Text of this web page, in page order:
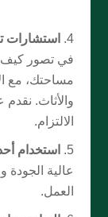
استشارات
في تصور كيف
مساحتك، مع
والأثاث.
الالتزام.
استخدام
عالية
العمل.